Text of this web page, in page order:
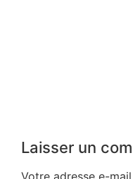
Laisser un